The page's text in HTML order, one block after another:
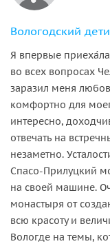
Вологодский
Я впервые
во всех вопросах
заразил меня
комфортно для
интересно,
отвечать на
незаметно.
Спасо-Прилуцкий
на своей машине.
монастыря от
всю красоту и
Вологде на темы,